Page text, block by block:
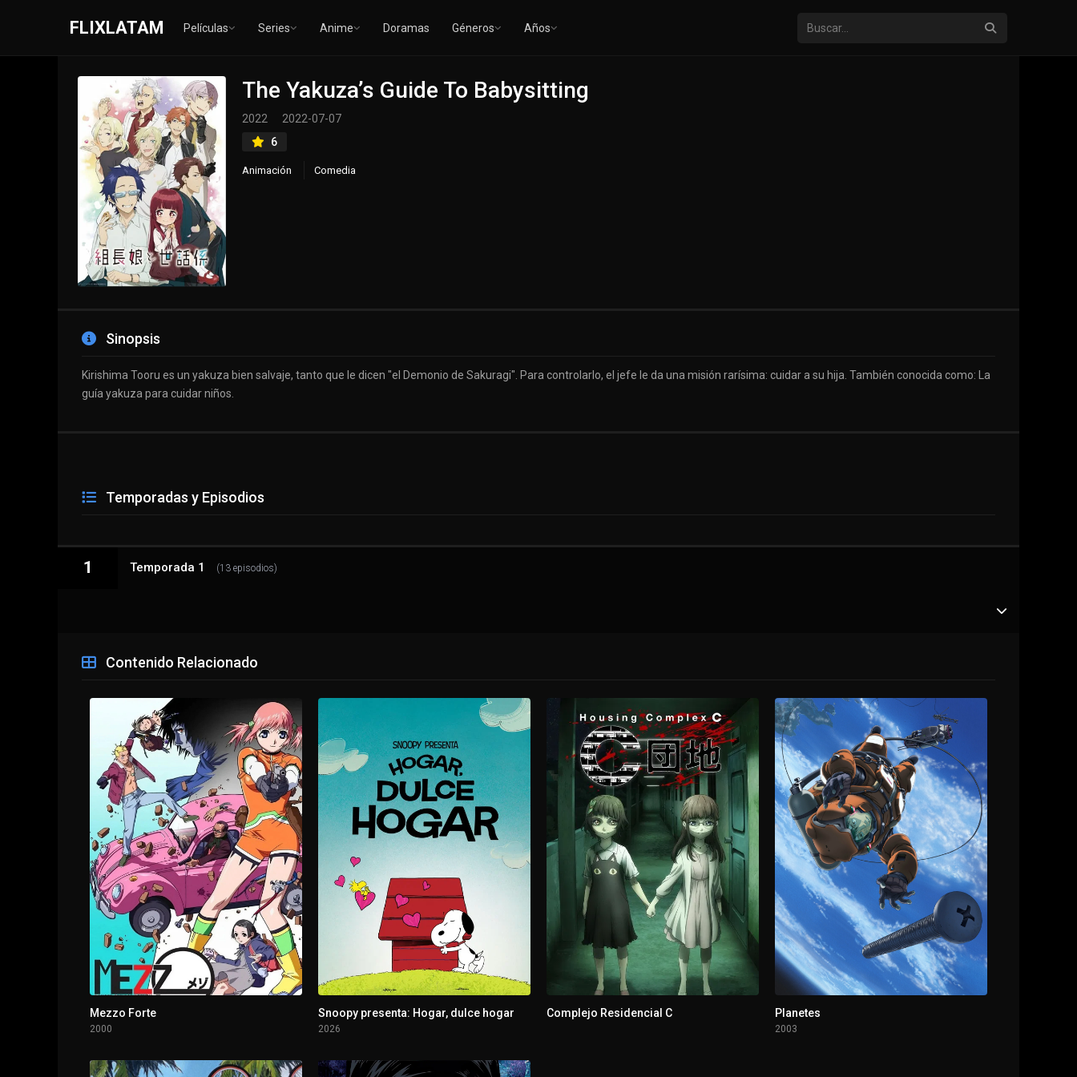
FLIXLATAM Películas Series Anime Doramas Géneros Años
The Yakuza’s Guide To Babysitting
2022
2022-07-07
6
Animación Comedia
Sinopsis
Kirishima Tooru es un yakuza bien salvaje, tanto que le dicen "el Demonio de Sakuragi". Para controlarlo, el jefe le da una misión rarísima: cuidar a su hija. También conocida como: La
guía yakuza para cuidar niños.
Temporadas y Episodios
1 Temporada 1 (13 episodios)
1 - 1 La guía de crianza del yakuza
1 - 2 Una persona amable
Una visita y una reunión
1 - 4 Episodio 4
Episodio 5
1 - 6 La primera amistad
1 - 7 Episodio 7
Episodio 7
1 - 8 Cuánto tiempo
1 - 9
Contenido Relacionado
Mezzo Forte
2000
Snoopy presenta: Hogar, dulce hogar
2026
Complejo Residencial C Planetes
2003